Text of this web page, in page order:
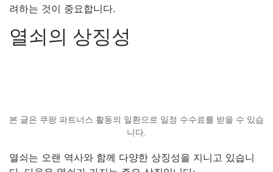
려하는 것이 중요합니다.
열쇠의 상징성
본 글은 쿠팡 파트너스 활동의 일환으로 일정 수수료를 받을 수 있습
니다.
열쇠는 오랜 역사와 함께 다양한 상징성을 지니고 있습니